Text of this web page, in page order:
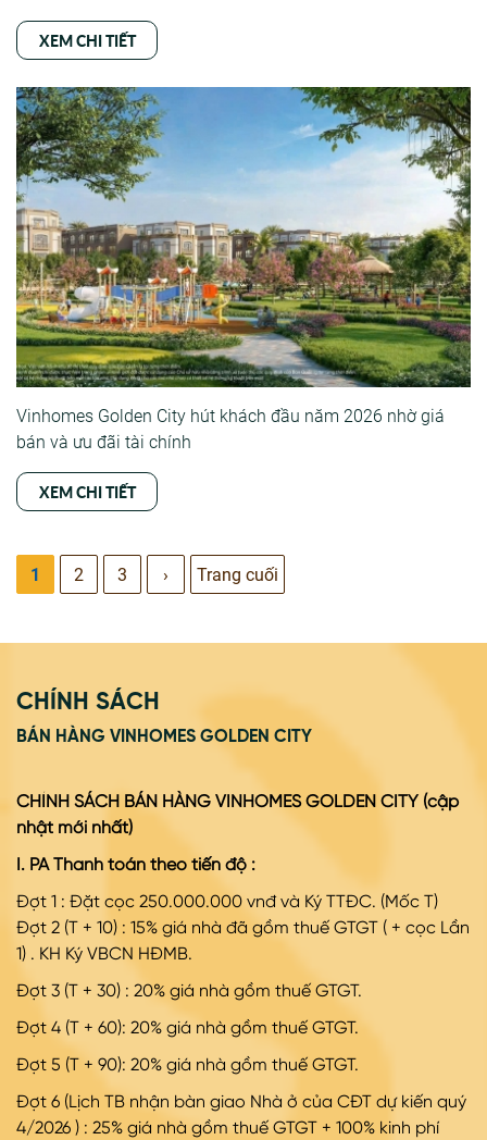
XEM CHI TIẾT
Vinhomes Golden City hút khách đầu năm 2026 nhờ giá
bán và ưu đãi tài chính
XEM CHI TIẾT
1 2 3 › Trang cuối
CHÍNH SÁCH
BÁN HÀNG VINHOMES GOLDEN CITY
CHÍNH SÁCH BÁN HÀNG VINHOMES GOLDEN CITY (cập
nhật mới nhất)
I. PA Thanh toán theo tiến độ :
Đợt 1 : Đặt cọc 250.000.000 vnđ và Ký TTĐC. (Mốc T)
Đợt 2 (T + 10) : 15% giá nhà đã gồm thuế GTGT ( + cọc Lần
1) . KH Ký VBCN HĐMB.
Đợt 3 (T + 30) : 20% giá nhà gồm thuế GTGT.
Đợt 4 (T + 60): 20% giá nhà gồm thuế GTGT.
Đợt 5 (T + 90): 20% giá nhà gồm thuế GTGT.
Đợt 6 (Lịch TB nhận bàn giao Nhà ở của CĐT dự kiến quý
4/2026 ) : 25% giá nhà gồm thuế GTGT + 100% kinh phí